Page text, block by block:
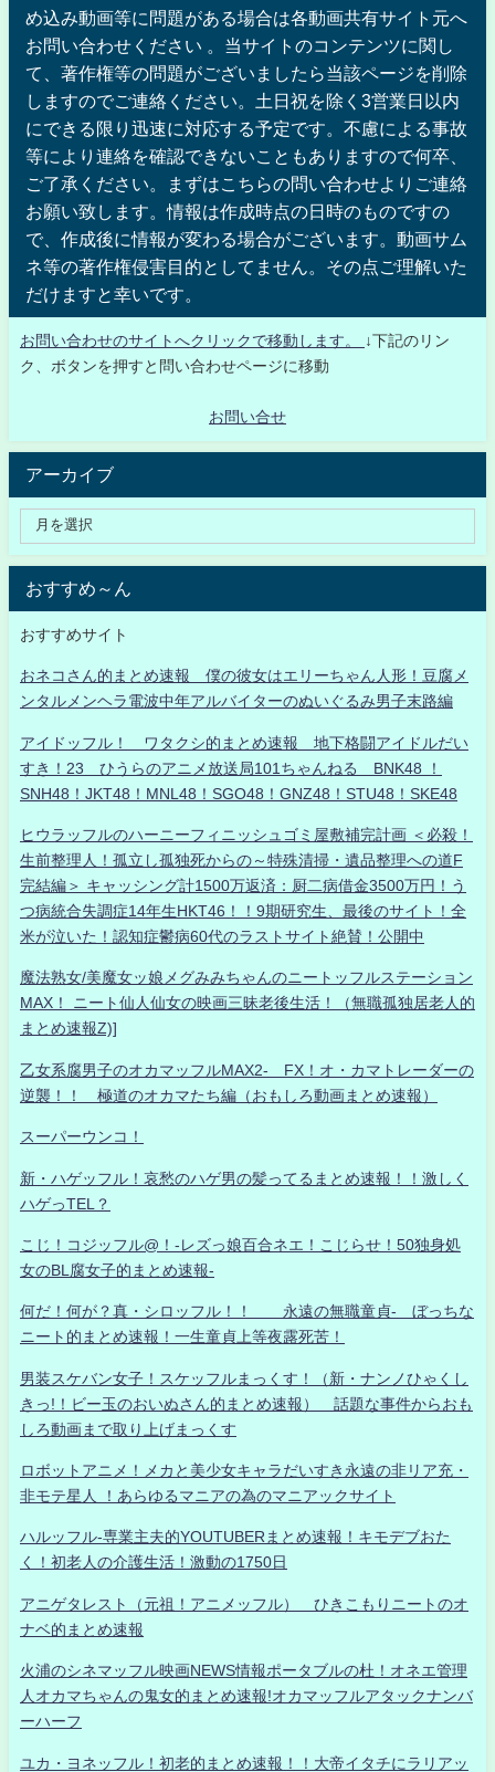
め込み動画等に問題がある場合は各動画共有サイト元へ
お問い合わせください 。当サイトのコンテンツに関し
て、著作権等の問題がございましたら当該ページを削除
しますのでご連絡ください。土日祝を除く3営業日以内
にできる限り迅速に対応する予定です。不慮による事故
等により連絡を確認できないこともありますので何卒、
ご了承ください。まずはこちらの問い合わせよりご連絡
お願い致します。情報は作成時点の日時のものですの
で、作成後に情報が変わる場合がございます。動画サム
ネ等の著作権侵害目的としてません。その点ご理解いた
だけますと幸いです。
お問い合わせのサイトへクリックで移動します。
↓下記のリン
ク、ボタンを押すと問い合わせページに移動
お問い合せ
アーカイブ
おすすめ～ん
おすすめサイト
おネコさん的まとめ速報 僕の彼女はエリーちゃん人形！豆腐メ
ンタルメンヘラ電波中年アルバイターのぬいぐるみ男子末路編
アイドッフル！ ワタクシ的まとめ速報 地下格闘アイドルだい
すき！23 ひうらのアニメ放送局101ちゃんねる BNK48 ！
SNH48！JKT48！MNL48！SGO48！GNZ48！STU48！SKE48
ヒウラッフルのハーニーフィニッシュゴミ屋敷補完計画 ＜必殺！
生前整理人！孤立し孤独死からの～特殊清掃・遺品整理への道F
完結編＞ キャッシング計1500万返済：厨二病借金3500万円！う
つ病統合失調症14年生HKT46！！9期研究生、最後のサイト！全
米が泣いた！認知症鬱病60代のラストサイト絶賛！公開中
魔法熟女/美魔女ッ娘メグみみちゃんのニートッフルステーション
MAX！ ニート仙人仙女の映画三昧老後生活！（無職孤独居老人的
まとめ速報Z)]
乙女系腐男子のオカマッフルMAX2- FX！オ・カマトレーダーの
逆襲！！ 極道のオカマたち編（おもしろ動画まとめ速報）
スーパーウンコ！
新・ハゲッフル！哀愁のハゲ男の髪ってるまとめ速報！！激しく
ハゲっTEL？
こじ！コジッフル@！-レズっ娘百合ネエ！こじらせ！50独身処
女のBL腐女子的まとめ速報-
何だ！何が？真・シロッフル！！ 永遠の無職童貞- ぼっちな
ニート的まとめ速報！一生童貞上等夜露死苦！
男装スケバン女子！スケッフルまっくす！（新・ナンノひゃくし
きっ!！ビー玉のおいぬさん的まとめ速報） 話題な事件からおも
しろ動画まで取り上げまっくす
ロボットアニメ！メカと美少女キャラだいすき永遠の非リア充・
非モテ星人 ！あらゆるマニアの為のマニアックサイト
ハルッフル-専業主夫的YOUTUBERまとめ速報！キモデブおた
く！初老人の介護生活！激動の1750日
アニゲタレスト（元祖！アニメッフル） ひきこもりニートのオ
ナベ的まとめ速報
火浦のシネマッフル映画NEWS情報ポータブルの杜！オネエ管理
人オカマちゃんの鬼女的まとめ速報!オカマッフルアタックナンバ
ーハーフ
ユカ・ヨネッフル！初老的まとめ速報！！大帝イタチにラリアッ